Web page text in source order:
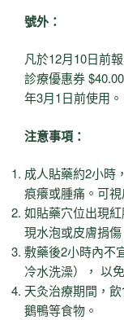
號外：
凡於12月10日前
診療優惠券
年3月1日前使用
注意事項：
成人貼藥約2小時
痕癢或腫痛。可
如貼藥穴位出現
現水泡或皮膚捐
敷藥後2小時內不
冷水洗澡）， 以
天灸治療期間，
鵝鴨等食物。